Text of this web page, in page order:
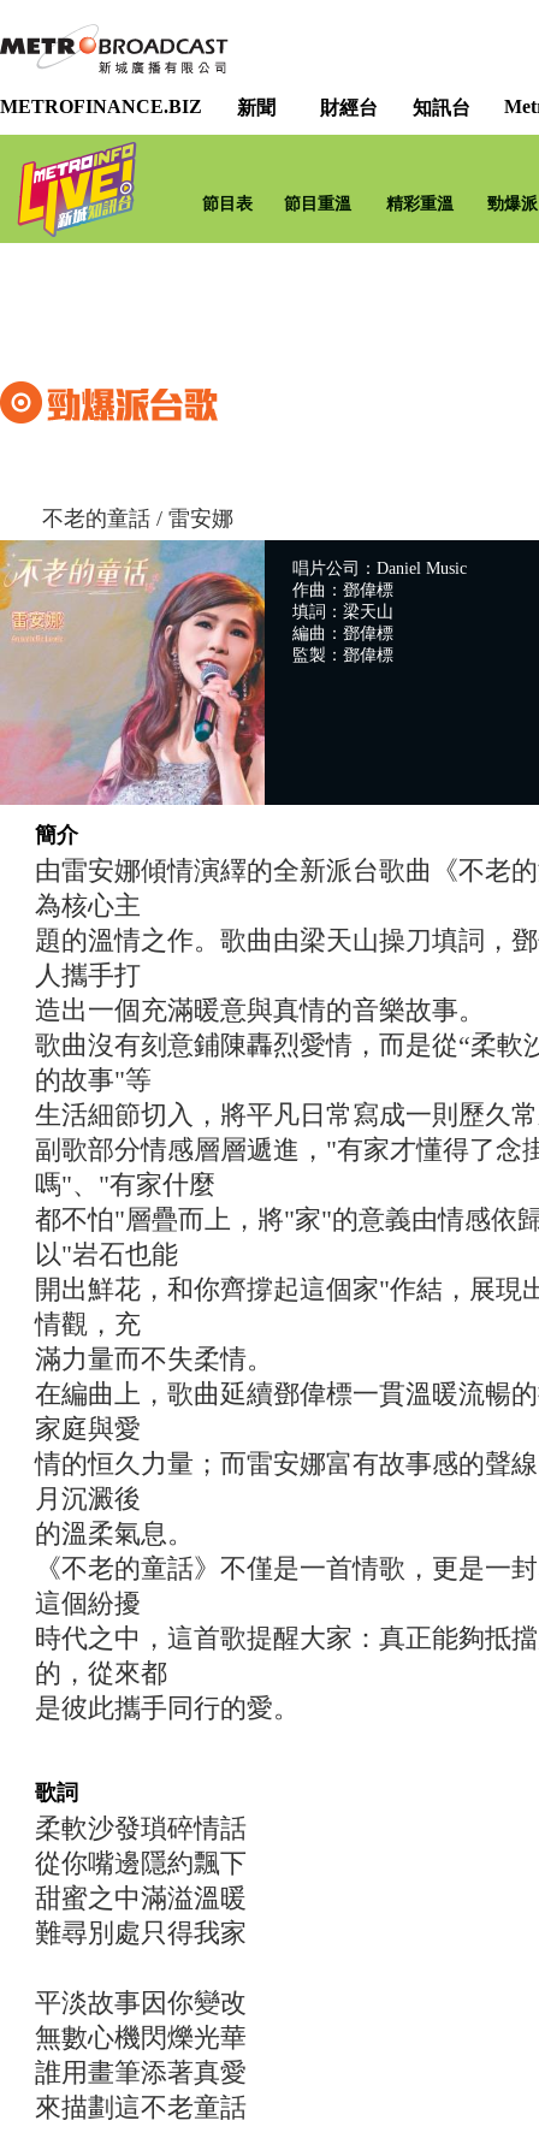
METROFINANCE.BIZ 新聞 財經台 知訊台
節目表 節目重溫 精彩重溫 勁爆
不老的童話 / 雷安娜
唱片公司：Daniel Music
作曲：鄧偉標
填詞：梁天山
編曲：鄧偉標
監製：鄧偉標
簡介
由雷安娜傾情演繹的全新派台歌曲《不老
為核心主
題的溫情之作。歌曲由梁天山操刀填詞，
人攜手打
造出一個充滿暖意與真情的音樂故事。
歌曲沒有刻意鋪陳轟烈愛情，而是從“柔軟
的故事"等
生活細節切入，將平凡日常寫成一則歷久
副歌部分情感層層遞進，"有家才懂得了念
嗎"、"有家什麼
都不怕"層疊而上，將"家"的意義由情感依
以"岩石也能
開出鮮花，和你齊撐起這個家"作結，展現
情觀，充
滿力量而不失柔情。
在編曲上，歌曲延續鄧偉標一貫溫暖流暢
家庭與愛
情的恒久力量；而雷安娜富有故事感的聲
月沉澱後
的溫柔氣息。
《不老的童話》不僅是一首情歌，更是一
這個紛擾
時代之中，這首歌提醒大家：真正能夠抵
的，從來都
是彼此攜手同行的愛。
歌詞
柔軟沙發瑣碎情話
從你嘴邊隱約飄下
甜蜜之中滿溢溫暖
難尋別處只得我家
平淡故事因你變改
無數心機閃爍光華
誰用畫筆添著真愛
來描劃這不老童話